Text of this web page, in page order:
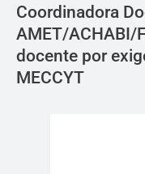
Coordinadora
AMET/ACHABI/
docente por
MECCYT